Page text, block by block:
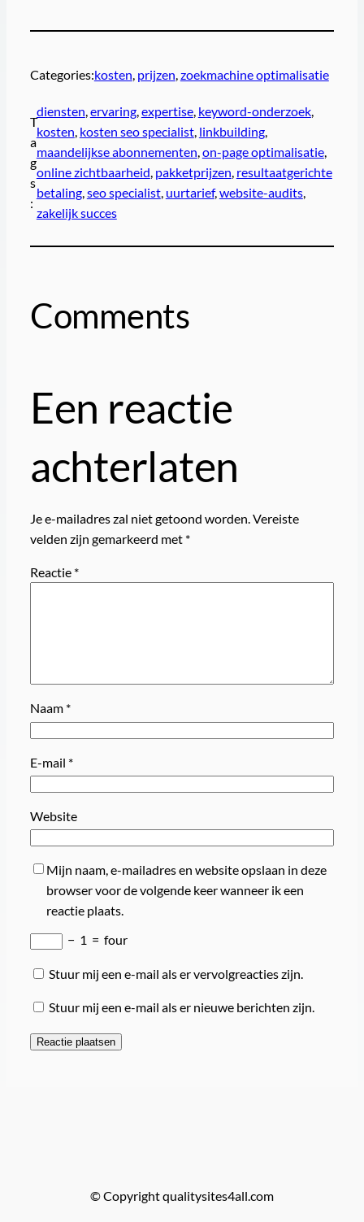
Categories:kosten, prijzen, zoekmachine optimalisatie
T
a
g
s
:
diensten, ervaring, expertise, keyword-onderzoek,
kosten, kosten seo specialist, linkbuilding,
maandelijkse abonnementen, on-page optimalisatie,
online zichtbaarheid, pakketprijzen, resultaatgerichte
betaling, seo specialist, uurtarief, website-audits,
zakelijk succes
Comments
Een reactie
achterlaten
Je e-mailadres zal niet getoond worden.Vereiste
velden zijn gemarkeerd met *
Reactie *
Naam *
E-mail *
Website
Mijn naam, e-mailadres en website opslaan in deze
browser voor de volgende keer wanneer ik een
reactie plaats.
− 1 = four
Stuur mij een e-mail als er vervolgreacties zijn.
Stuur mij een e-mail als er nieuwe berichten zijn.
© Copyright qualitysites4all.com